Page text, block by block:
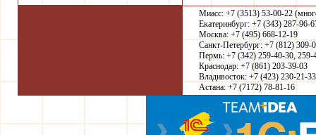
Миасс: +7 (3513) 53-00-22
Екатеринбург: +7 (343) 287-96-
Москва: +7 (495) 668-12-19
Санкт-Петербург: +7 (812) 309-
Пермь: +7 (342) 259-40-30, 259-
Краснодар: +7 (861) 203-39-03
Владивосток: +7 (423) 230-21-33
Астана: +7 (7172) 78-81-16